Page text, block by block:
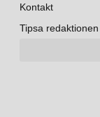
Kontakt
Tipsa redaktionen